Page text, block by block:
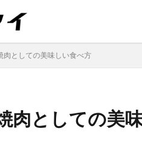
肉としての美味しい食べ方
肉としての美